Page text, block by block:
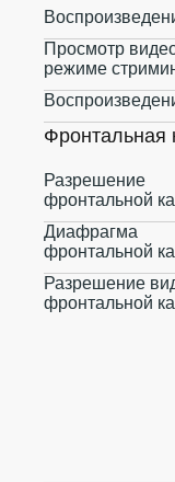
Просмотр
режиме
Фронтальная
Разрешение
фронтальной
Диафрагма
фронтальной
Разрешение
фронтальной